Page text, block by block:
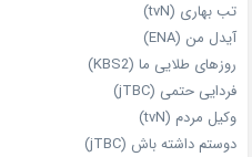
تب بهاری (tvN)
آیدل من (ENA)
روزهای طلایی ما (KBS2)
فردایی حتمی (jTBC)
وکیل مردم (tvN)
دوستم داشته باش (jTBC)